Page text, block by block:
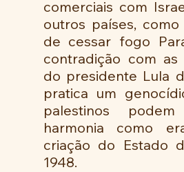
comerciais com
outros países,
de cessar fogo
contradição com as
do presidente Lula
pratica um
palestinos
harmonia como
criação do Estado
1948.